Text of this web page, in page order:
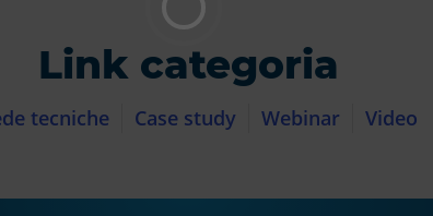
Link categoria
tecniche Case study Webinar Video